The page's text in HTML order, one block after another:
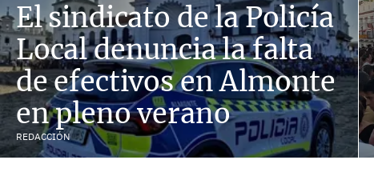
El sindicato de la Policía
Local denuncia la falta
de efectivos en Almonte
en pleno verano
REDACCIÓN